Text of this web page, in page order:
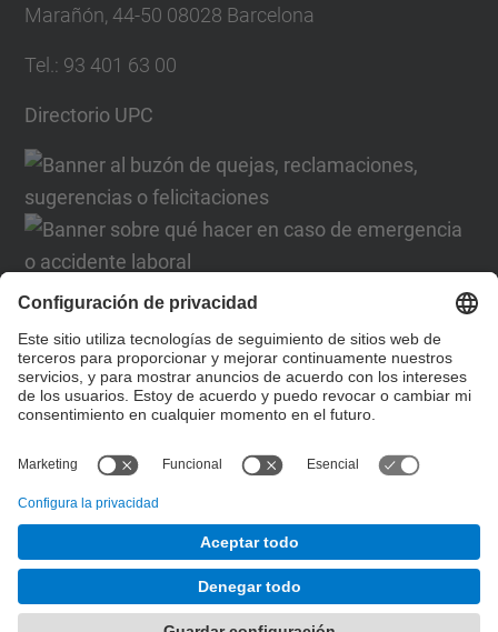
Marañón, 44-50 08028 Barcelona
Tel. : 93 401 63 00
Directorio UPC
Formulario de contacto
Lista Redes Sociales
Desarrollado con